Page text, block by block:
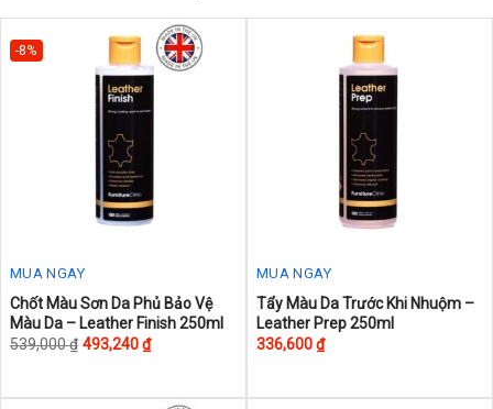
-8%
MUA NGAY
This
product
has
variants.
Chốt Màu Sơn Da Phủ Bảo Vệ
Màu Da – Leather Finish 250ml
539,000₫ 493,240₫
MUA NGAY
This
product
has
variants.
Tẩy Màu Da Trước Khi Nhuộm –
Leather Prep 250ml
336,600₫